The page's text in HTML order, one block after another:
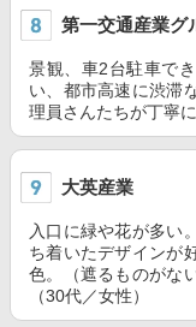
第一交通産業グ
景観、車2台駐車で
い、都市高速に渋滞
理員さんたちが丁寧
大英産業
入口に緑や花が多い
ち着いたデザインが
色。（遮るものがな
（30代／女性）